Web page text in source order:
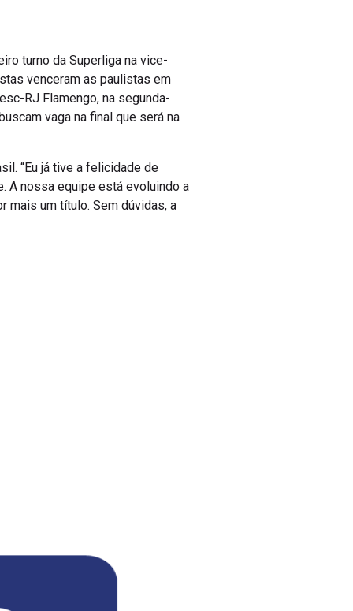
turno da Superliga na vice-
venceram as paulistas em
RJ Flamengo, na segunda-
vaga na final que será na
“Eu já tive a felicidade de
A nossa equipe está evoluindo a
mais um título. Sem dúvidas, a